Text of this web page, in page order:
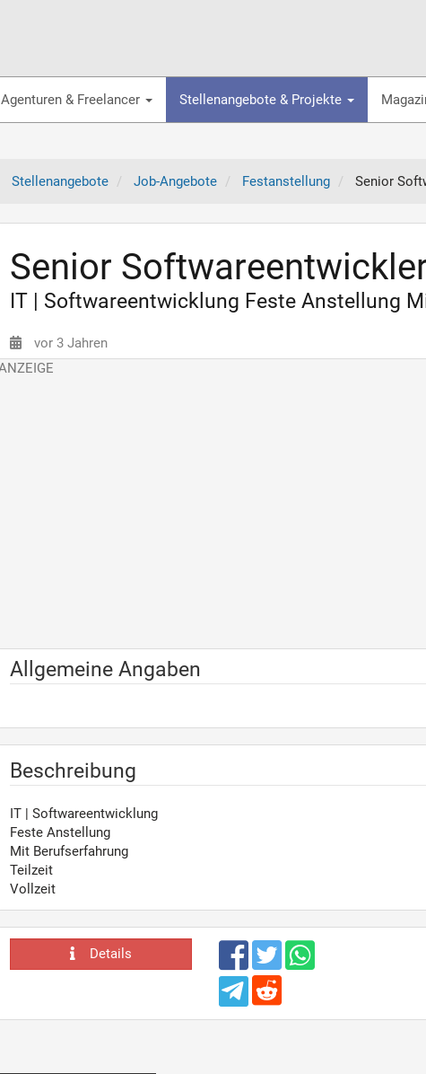
Agenturen & Freelancer Stellenangebote & Projekte
Stellenangebote Job-Angebote Festanstellung Senior
Senior
IT | Softwareentwicklung Feste Anstellung
vor 3 Jahren
Allgemeine Angaben
Beschreibung
IT | Softwareentwicklung
Feste Anstellung
Mit Berufserfahrung
Teilzeit
Vollzeit
Details